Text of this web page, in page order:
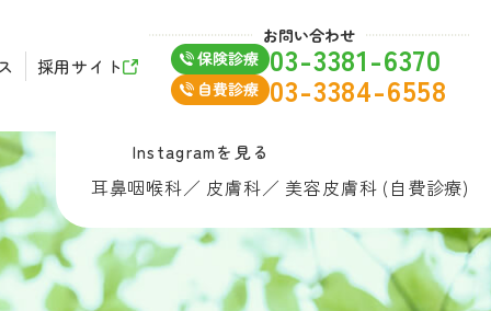
採用サイト
お問い合わせ
03-3381-6370
03-3384-6558
Instagramを見る
耳鼻咽喉科／ 皮膚科／ 美容皮膚科 (自費診療)